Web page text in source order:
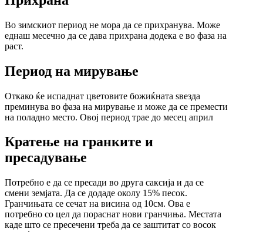
Во зимскиот период не мора да се прихранува. Може
еднаш месечно да се дава прихрана додека е во фаза на
раст.
Период на мирување
Откако ќе испаднат цветовите божиќната ѕвезда
преминува во фаза на мирување и може да се премести
на поладно место. Овој период трае до месец април
Кратење на гранките и
пресадување
Потребно е да се пресади во друга саксија и да се
смени земјата. Да се додаде околу 15% песок.
Гранчињата се сечат на висина од 10см. Ова е
потребно со цел да пораснат нови гранчиња. Местата
каде што се пресечени треба да се заштитат со восок